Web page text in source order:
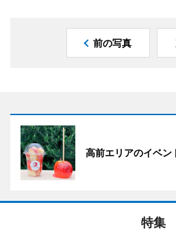
前の写真
高前エリアのイベン
特集